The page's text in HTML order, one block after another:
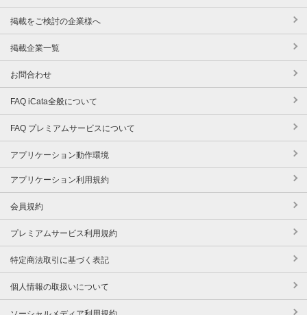
掲載をご検討の企業様へ
掲載企業一覧
お問合わせ
FAQ iCata全般について
FAQ プレミアムサービスについて
アプリケーション動作環境
アプリケーション利用規約
会員規約
プレミアムサービス利用規約
特定商法取引に基づく表記
個人情報の取扱いについて